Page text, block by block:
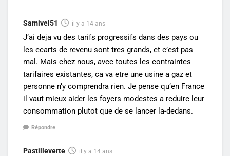
Samivel51 il y a 14 ans
J’ai deja vu des tarifs progressifs dans des pays ou
les ecarts de revenu sont tres grands, et c’est pas
mal. Mais chez nous, avec toutes les contraintes
tarifaires existantes, ca va etre une usine a gaz et
personne n’y comprendra rien. Je pense qu’en France
il vaut mieux aider les foyers modestes a reduire leur
consommation plutot que de se lancer la-dedans.
Répondre
Pastilleverte il y a 14 ans